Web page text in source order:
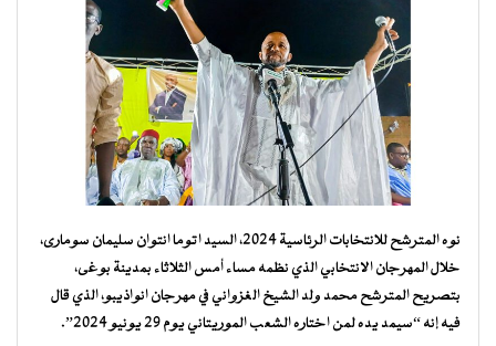
نوه المترشح للانتخابات الرئاسية 2024، السيد اتوما انتوان سليمان سومارى،
خلال المهرجان الانتخابي الذي نظمه مساء أمس الثلاثاء بمدينة بوغى،
بتصريح المترشح محمد ولد الشيخ الغزواني في مهرجان انواذيبو، الذي قال
فيه إنه “سيمد يده لمن اختاره الشعب الموريتاني يوم 29 يونيو 2024”.